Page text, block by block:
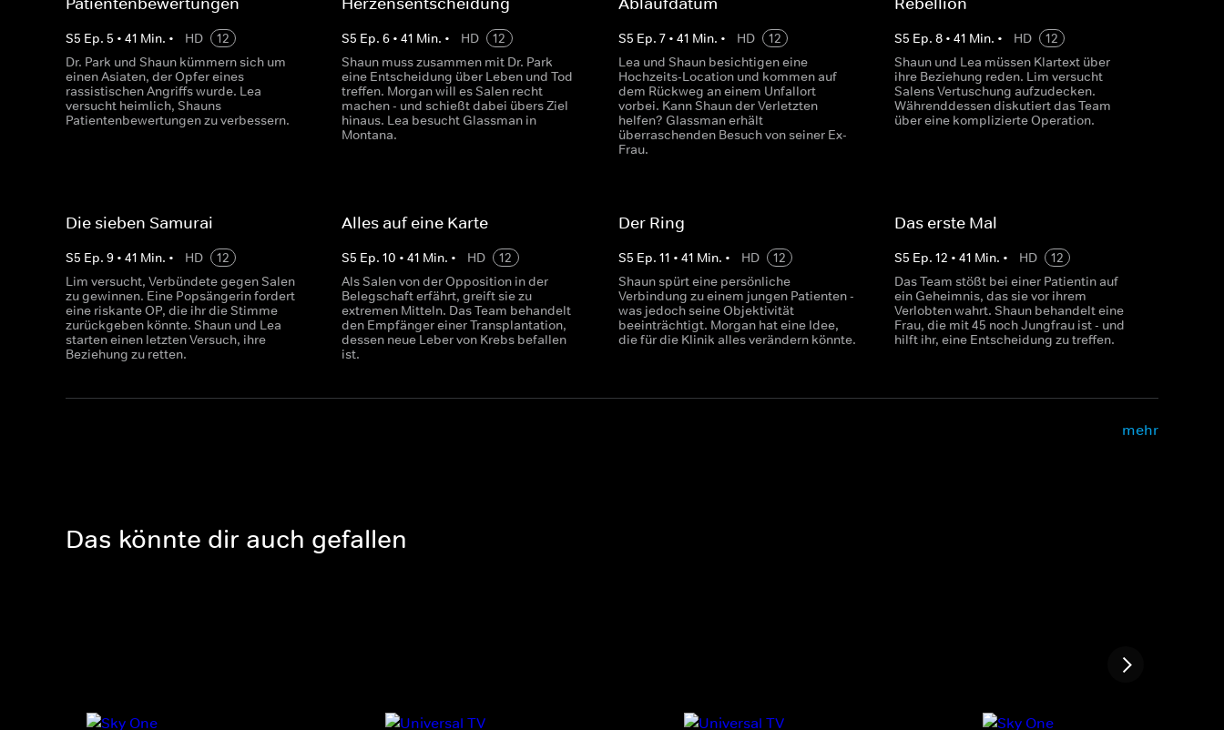
S5 Ep. 5 • 41 Min. • HD
12
Dr. Park und Shaun kümmern sich um
einen Asiaten, der Opfer eines
rassistischen Angriffs wurde. Lea
versucht heimlich, Shauns
Patientenbewertungen zu verbessern.
S5 Ep.6 •41 Min. • HD
12
Shaun muss zusammen mit Dr. Park
eine Entscheidung über Leben und Tod
treffen. Morgan will es Salen recht
machen - und schießt dabei übers Ziel
hinaus. Lea besucht Glassman in
Montana.
S5 Ep. 7• 41 Min. • HD
12
Lea und Shaun besichtigen eine
Hochzeits-Location und kommen auf
dem Rückweg an einem Unfallort
vorbei. Kann Shaun der Verletzten
helfen? Glassman erhält
überraschenden Besuch von seiner Ex-
Frau.
S5 Ep. 8• 41 Min. • HD
12
Shaun und Lea müssen Klartext über
ihre Beziehung reden. Lim versucht
Salens Vertuschung aufzudecken.
Währenddessen diskutiert das Team
über eine komplizierte Operation.
Die sieben Samurai
S5 Ep. 9 • 41 Min. • HD
12
Lim versucht, Verbündete gegen Salen
zu gewinnen. Eine Popsängerin fordert
eine riskante OP, die ihr die Stimme
zurückgeben könnte. Shaun und Lea
starten einen letzten Versuch, ihre
Beziehung zu retten.
Alles auf eine Karte
S5 Ep.10 •41 Min. • HD
12
Als Salen von der Opposition in der
Belegschaft erfährt, greift sie zu
extremen Mitteln. Das Team behandelt
den Empfänger einer Transplantation,
dessen neue Leber von Krebs befallen
ist.
Der Ring
S5 Ep. 11 • 41 Min. • HD
12
Shaun spürt eine persönliche
Verbindung zu einem jungen Patienten -
was jedoch seine Objektivität
beeinträchtigt. Morgan hat eine Idee,
die für die Klinik alles verändern könnte.
Das erste Mal
S5 Ep. 12 • 41 Min. • HD
12
Das Team stößt bei einer Patientin auf
ein Geheimnis, das sie vor ihrem
Verlobten wahrt. Shaun behandelt eine
Frau, die mit 45 noch Jungfrau ist - und
hilft ihr, eine Entscheidung zu treffen.
mehr
Das könnte dir auch gefallen